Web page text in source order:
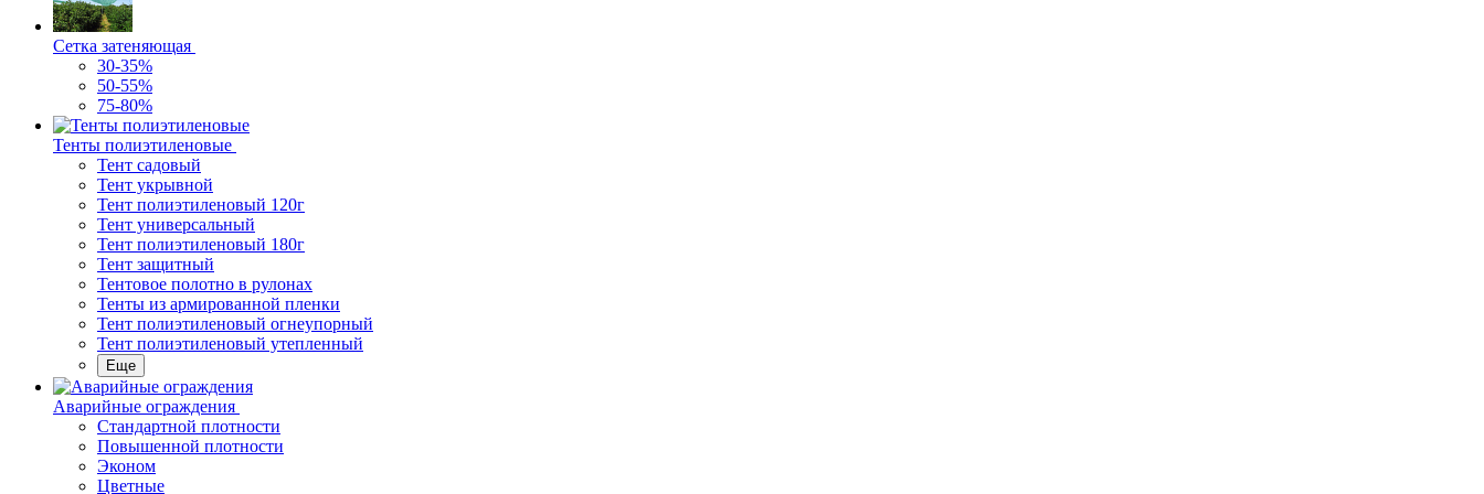
Сетка затеняющая
30-35%
50-55%
75-80%
Тенты полиэтиленовые
Тент садовый
Тент укрывной
Тент полиэтиленовый 120г
Тент универсальный
Тент полиэтиленовый 180г
Тент защитный
Тентовое полотно в рулонах
Тенты из армированной пленки
Тент полиэтиленовый огнеупорный
Тент полиэтиленовый утепленный
Еще
Аварийные ограждения
Стандартной плотности
Повышенной плотности
Эконом
Цветные